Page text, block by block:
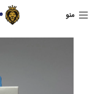
منو